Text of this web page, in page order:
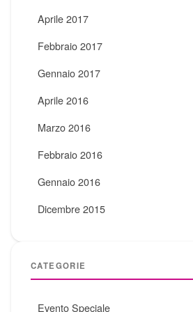
Aprile 2017
Febbraio 2017
Gennaio 2017
Aprile 2016
Marzo 2016
Febbraio 2016
Gennaio 2016
Dicembre 2015
CATEGORIE
Evento Speciale